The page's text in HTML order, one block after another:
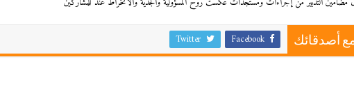
أصدقائك Facebook
Twitter